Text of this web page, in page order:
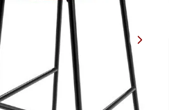
Baú Organizador
Ver todos